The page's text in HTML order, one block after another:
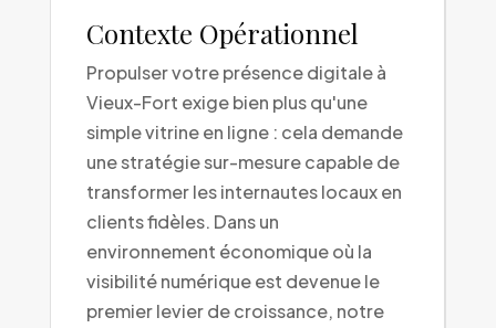
Contexte Opérationnel
Propulser votre présence digitale à
Vieux-Fort exige bien plus qu'une
simple vitrine en ligne : cela demande
une stratégie sur-mesure capable de
transformer les internautes locaux en
clients fidèles. Dans un
environnement économique où la
visibilité numérique est devenue le
premier levier de croissance, notre